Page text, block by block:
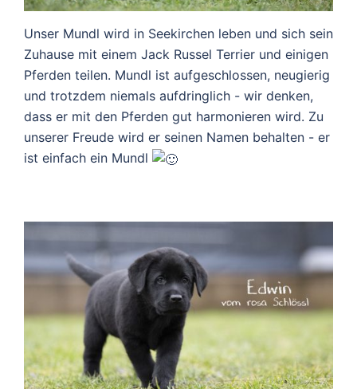
Unser Mundl wird in Seekirchen leben und sich sein
Zuhause mit einem Jack Russel Terrier und einigen
Pferden teilen. Mundl ist aufgeschlossen, neugierig
und trotzdem niemals aufdringlich - wir denken,
dass er mit den Pferden gut harmonieren wird. Zu
unserer Freude wird er seinen Namen behalten - er
ist einfach ein Mundl